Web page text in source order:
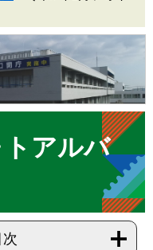
アルバ